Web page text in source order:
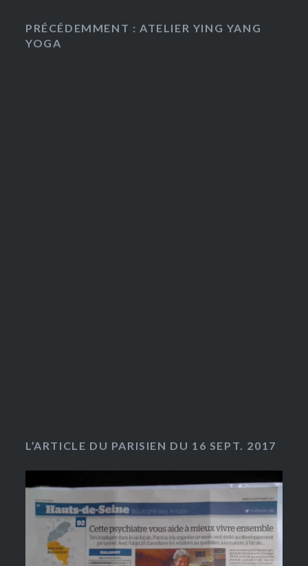
PRÉCÉDEMMENT : ATELIER YING YANG
YOGA
L’ARTICLE DU PARISIEN DU 16 SEPT. 2017